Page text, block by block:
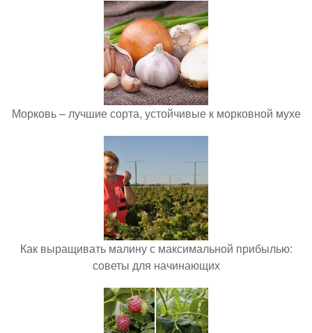
Морковь – лучшие сорта, устойчивые к морковной мухе
Как выращивать малину с максимальной прибылью:
советы для начинающих